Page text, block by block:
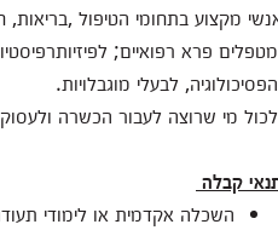
מקצוע בתחומי הטיפול ,בריאות,
פרא רפואיים;
לבעלי מוגבלויות.
מי שרוצה לעבור הכשרה
קבלה
השכלה אקדמית או לימודי